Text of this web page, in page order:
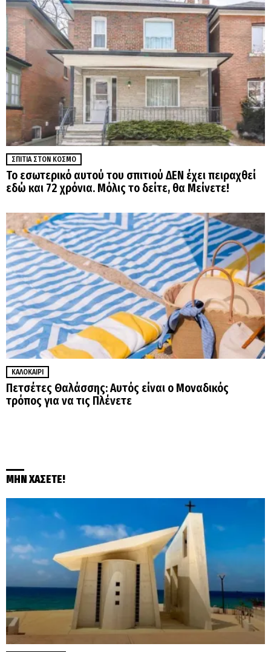
ΣΠΊΤΙΑ ΣΤΟΝ ΚΌΣΜΟ
Το εσωτερικό αυτού του σπιτιού ΔΕΝ έχει πειραχθεί
εδώ και 72 χρόνια. Μόλις το δείτε, θα Μείνετε!
ΚΑΛΟΚΑΊΡΙ
Πετσέτες Θαλάσσης: Αυτός είναι ο Μοναδικός
τρόπος για να τις Πλένετε
ΜΗΝ ΧΑΣΕΤΕ!